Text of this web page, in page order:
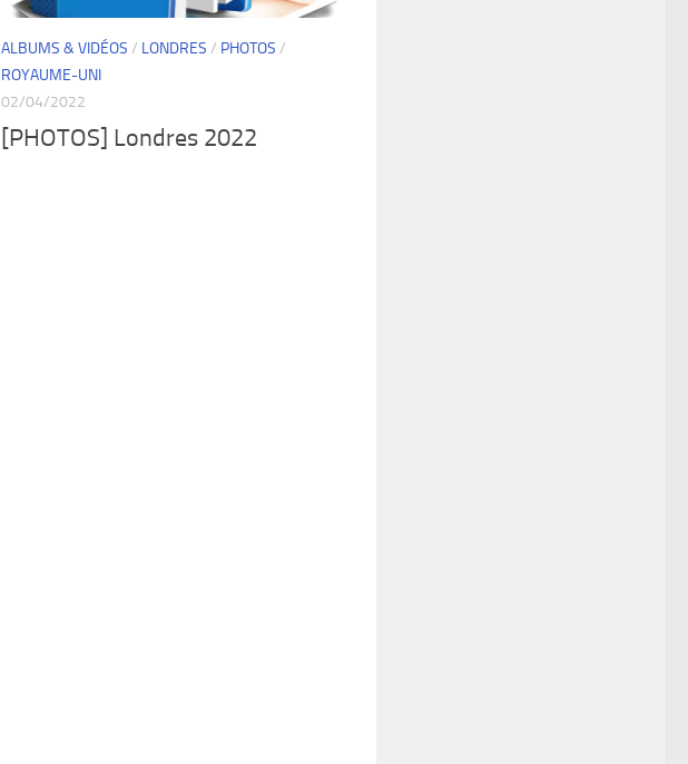
ALBUMS & VIDÉOS / LONDRES / PHOTOS /
ROYAUME-UNI
02/04/2022
[PHOTOS] Londres 2022